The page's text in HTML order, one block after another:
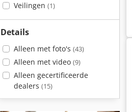
Veilingen (1)
Details
Alleen met foto's (43)
Alleen met video (9)
Alleen gecertificeerde
dealers (15)